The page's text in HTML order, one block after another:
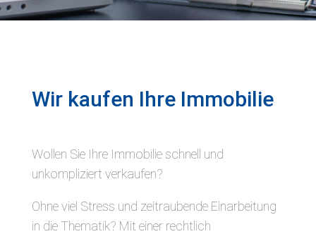
Wir kaufen Ihre Immobilie
Wollen Sie Ihre Immobilie schnell und
unkompliziert verkaufen?
Ohne viel Stress und zeitraubende Einarbeitung
in die Thematik? Mit einer rechtlich